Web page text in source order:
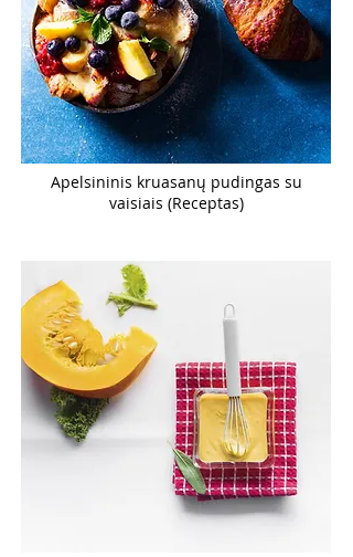
Apelsininis kruasanų pudingas su
vaisiais (Receptas)